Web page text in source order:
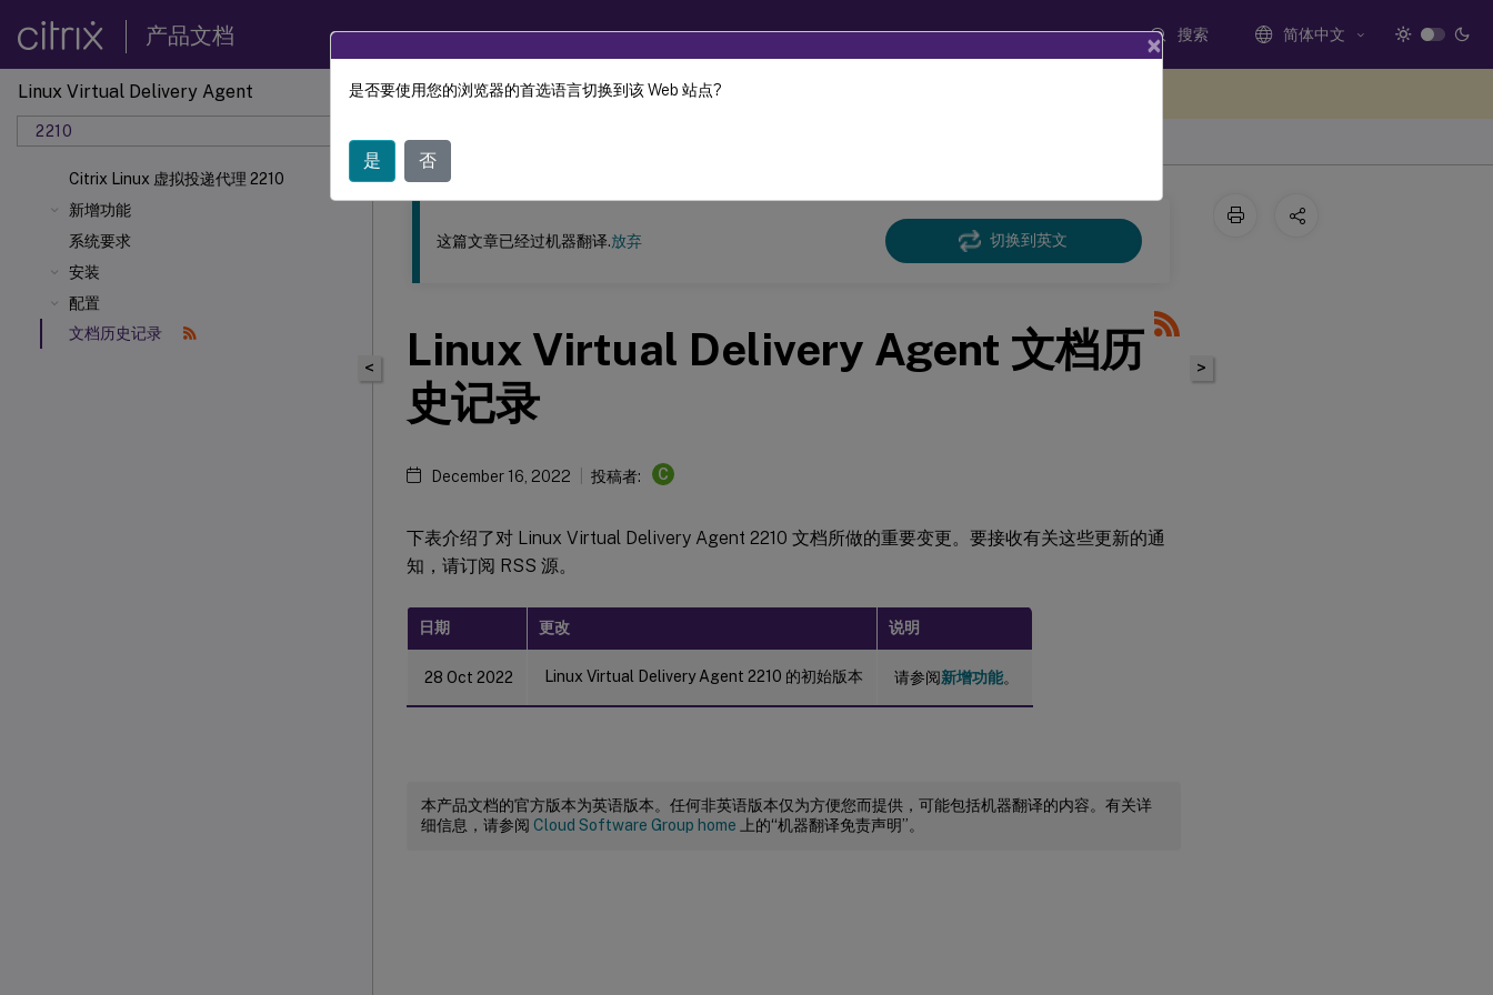
产品文档 搜索 简体中文
Linux Virtual Delivery Agent
2210
Citrix Linux 虚拟投递代理 2210
新增功能
系统要求
安装
配置
文档历史记录
此内容已经过机器动态翻译。
<
这篇文章已经过机器翻译.放弃 切换到英文
Linux Virtual Delivery Agent 文档历
史记录
December 16, 2022 投稿者: C
下表介绍了对 Linux Virtual Delivery Agent 2210 文档所做的重要变更。要接收有关这些更新的通
知，请订阅 RSS 源。
日期 更改 说明
28 Oct 2022 Linux Virtual Delivery Agent 2210 的初始版本 请参阅新增功能。
本产品文档的官方版本为英语版本。任何非英语版本仅为方便您而提供，可能包括机器翻译的内容。有关详
细信息，请参阅 Cloud Software Group home 上的“机器翻译免责声明”。
>
×
是否要使用您的浏览器的首选语言切换到该 Web 站点?
是 否